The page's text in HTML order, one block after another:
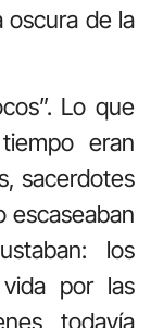
oscura de la
Lo que
eran
sacerdotes
escaseaban
los
por las
todavía